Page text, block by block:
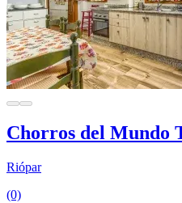
Chorros del Mundo
Riópar
(0)